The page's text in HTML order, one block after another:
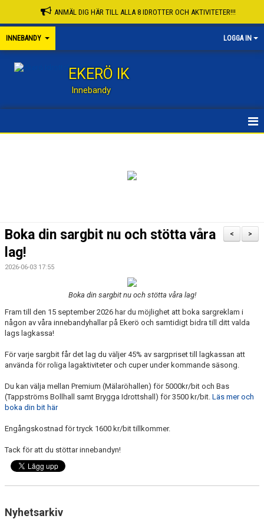
ANMÄL DIG HÄR TILL ALLA 8 IDROTTER OCH AKTIVITETER!!!
INNEBANDY LOGGA IN
EKERÖ IK
Innebandy
MEDLEMS OCH AKTIVITETSAVGIFTER
KALENDER
>
<
Boka din sargbit nu och stötta våra
lag!
2026-06-03 17:55
Boka din sargbit nu och stötta våra lag!
Fram till den 15 september 2026 har du möjlighet att boka sargreklam i
någon av våra innebandyhallar på Ekerö och samtidigt bidra till ditt valda
lags lagkassa!
För varje sargbit får det lag du väljer 45% av sargpriset till lagkassan att
använda för roliga lagaktiviteter och cuper under kommande säsong.
Du kan välja mellan Premium (Mälaröhallen) för 5000kr/bit och Bas
(Tappströms Bollhall samt Brygga Idrottshall) för 3500 kr/bit. Läs mer och
boka din bit här
Engångskostnad för tryck 1600 kr/bit tillkommer.
Tack för att du stöttar innebandyn!
Nyhetsarkiv